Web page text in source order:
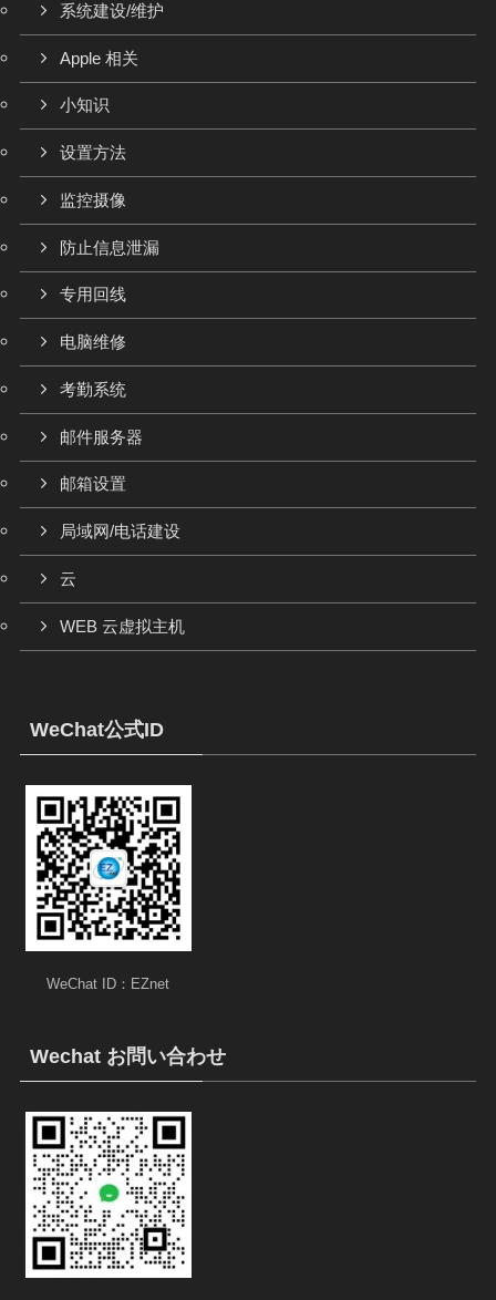
系统建设/维护
Apple 相关
小知识
设置方法
监控摄像
防止信息泄漏
专用回线
电脑维修
考勤系统
邮件服务器
邮箱设置
局域网/电话建设
云
WEB 云虚拟主机
WeChat公式ID
WeChat ID：EZnet
Wechat お問い合わせ